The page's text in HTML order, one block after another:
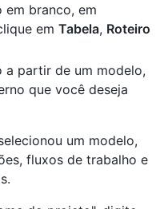
em branco, em
em Tabela, Roteiro
a partir de um modelo,
que você deseja
um modelo,
fluxos de trabalho e